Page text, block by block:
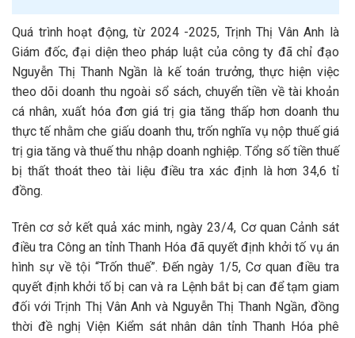
Quá trình hoạt động, từ 2024 -2025, Trịnh Thị Vân Anh là
Giám đốc, đại diện theo pháp luật của công ty đã chỉ đạo
Nguyễn Thị Thanh Ngần là kế toán trưởng, thực hiện việc
theo dõi doanh thu ngoài sổ sách, chuyển tiền về tài khoản
cá nhân, xuất hóa đơn giá trị gia tăng thấp hơn doanh thu
thực tế nhằm che giấu doanh thu, trốn nghĩa vụ nộp thuế giá
trị gia tăng và thuế thu nhập doanh nghiệp. Tổng số tiền thuế
bị thất thoát theo tài liệu điều tra xác định là hơn 34,6 tỉ
đồng.
Trên cơ sở kết quả xác minh, ngày 23/4, Cơ quan Cảnh sát
điều tra Công an tỉnh Thanh Hóa đã quyết định khởi tố vụ án
hình sự về tội “Trốn thuế”. Đến ngày 1/5, Cơ quan điều tra
quyết định khởi tố bị can và ra Lệnh bắt bị can để tạm giam
đối với Trịnh Thị Vân Anh và Nguyễn Thị Thanh Ngần, đồng
thời đề nghị Viện Kiểm sát nhân dân tỉnh Thanh Hóa phê